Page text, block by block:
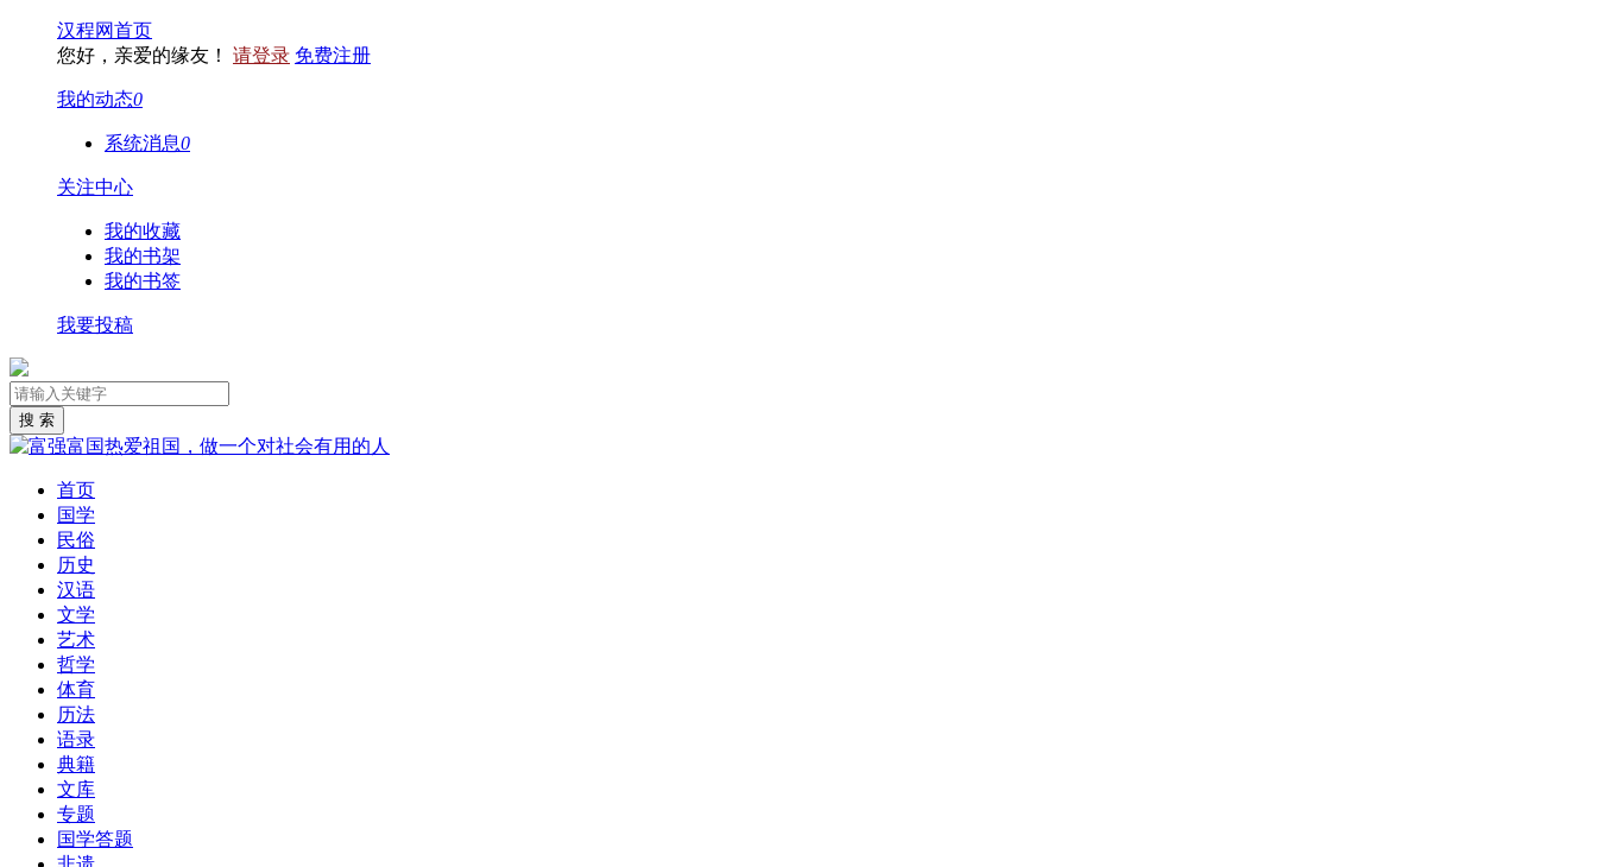
汉程网首页
您好，亲爱的缘友！ 请登录 免费注册
我的动态0
系统消息0
关注中心
我的收藏
我的书架
我的书签
我要投稿
首页
国学
民俗
历史
汉语
文学
艺术
哲学
体育
历法
语录
典籍
文库
专题
国学答题